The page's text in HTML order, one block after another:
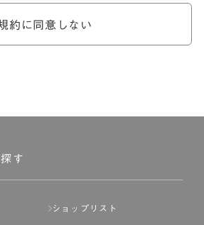
とします。
約に同意しない
す
ショップリスト